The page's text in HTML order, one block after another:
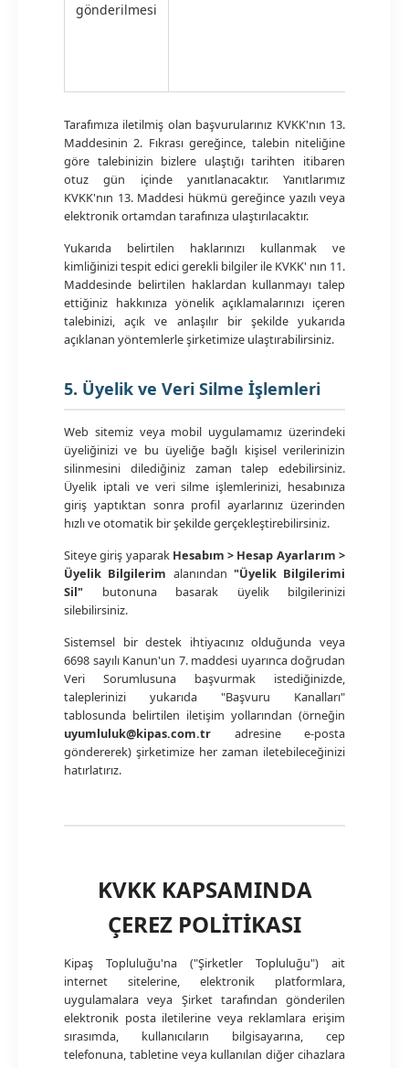
gönderilmesi
Tarafımıza iletilmiş olan başvurularınız KVKK'nın 13.
Maddesinin 2. Fıkrası gereğince, talebin niteliğine
göre talebinizin bizlere ulaştığı tarihten itibaren
otuz gün içinde yanıtlanacaktır. Yanıtlarımız
KVKK'nın 13. Maddesi hükmü gereğince yazılı veya
elektronik ortamdan tarafınıza ulaştırılacaktır.
Yukarıda belirtilen haklarınızı kullanmak ve
kimliğinizi tespit edici gerekli bilgiler ile KVKK' nın 11.
Maddesinde belirtilen haklardan kullanmayı talep
ettiğiniz hakkınıza yönelik açıklamalarınızı içeren
talebinizi, açık ve anlaşılır bir şekilde yukarıda
açıklanan yöntemlerle şirketimize ulaştırabilirsiniz.
5. Üyelik ve Veri Silme İşlemleri
Web sitemiz veya mobil uygulamamız üzerindeki
üyeliğinizi ve bu üyeliğe bağlı kişisel verilerinizin
silinmesini dilediğiniz zaman talep edebilirsiniz.
Üyelik iptali ve veri silme işlemlerinizi, hesabınıza
giriş yaptıktan sonra profil ayarlarınız üzerinden
hızlı ve otomatik bir şekilde gerçekleştirebilirsiniz.
Siteye giriş yaparak Hesabım > Hesap Ayarlarım >
Üyelik Bilgilerim alanından "Üyelik Bilgilerimi
Sil" butonuna basarak üyelik bilgilerinizi
silebilirsiniz.
Sistemsel bir destek ihtiyacınız olduğunda veya
6698 sayılı Kanun'un 7. maddesi uyarınca doğrudan
Veri Sorumlusuna başvurmak istediğinizde,
taleplerinizi yukarıda "Başvuru Kanalları"
tablosunda belirtilen iletişim yollarından (örneğin
uyumluluk@kipas.com.tr adresine e-posta
göndererek) şirketimize her zaman iletebileceğinizi
hatırlatırız.
KVKK KAPSAMINDA
ÇEREZ POLİTİKASI
Kipaş Topluluğu'na ("Şirketler Topluluğu") ait
internet sitelerine, elektronik platformlara,
uygulamalara veya Şirket tarafından gönderilen
elektronik posta iletilerine veya reklamlara erişim
sırasımda, kullanıcıların bilgisayarına, cep
telefonuna, tabletine veya kullanılan diğer cihazlara